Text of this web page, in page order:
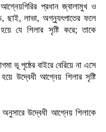
প্রধান জ্বালামুখ ও
ছাই, লাভা, অগ্ন্যুৎপাতের ফলে
যে শিলার সৃষ্টি করে; তাকে
ভূ পৃষ্ঠের বাইরে বেরিয়ে না এসে
উদ্বেধী আগ্নেয় শিলার সৃষ্টি
উদ্বেধী আগ্নেয় শিলাকে